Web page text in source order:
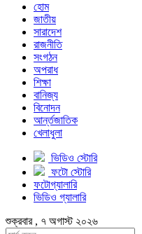
হোম
জাতীয়
সারাদেশ
রাজনীতি
সংগঠন
অপরাধ
শিক্ষা
বানিজ্য
বিনোদন
আর্ন্তজাতিক
খেলাধুলা
ভিডিও স্টোরি
ফটো স্টোরি
ফটোগ্যালারি
ভিডিও গ্যালারি
শুক্রবার , ৭ অগাস্ট ২০২৬